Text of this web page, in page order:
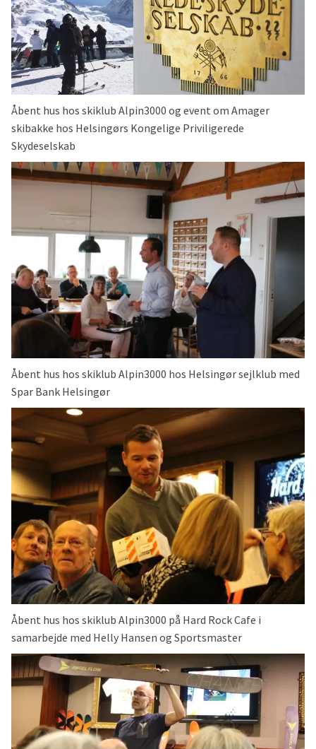
Åbent hus hos skiklub Alpin3000 og event om Amager
skibakke hos Helsingørs Kongelige Priviligerede
Skydeselskab
Åbent hus hos skiklub Alpin3000 hos Helsingør sejlklub med
Spar Bank Helsingør
Åbent hus hos skiklub Alpin3000 på Hard Rock Cafe i
samarbejde med Helly Hansen og Sportsmaster